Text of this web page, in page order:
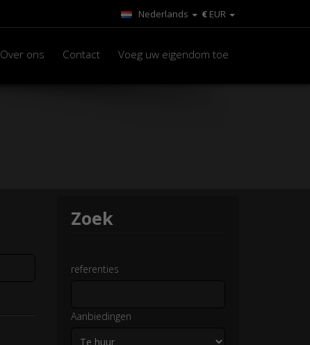
€ EUR
Nederlands
Over ons Contact Voeg uw eigendom toe
Zoek
referenties
Aanbiedingen